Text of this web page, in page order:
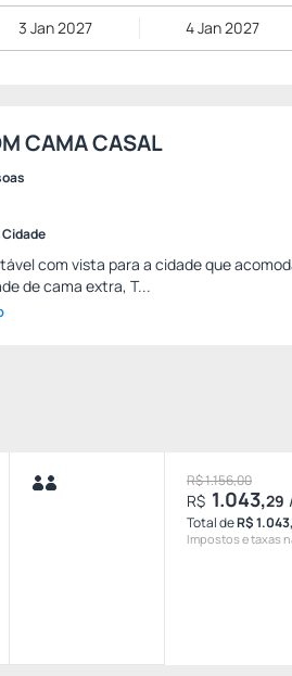
3 Jan 2027 4 Jan 2027
CAMA CASAL
com vista para a cidade que
de cama extra, T...
R$ 1.156,00
R$ 1.043,29
Total deR$
Impostos e taxas